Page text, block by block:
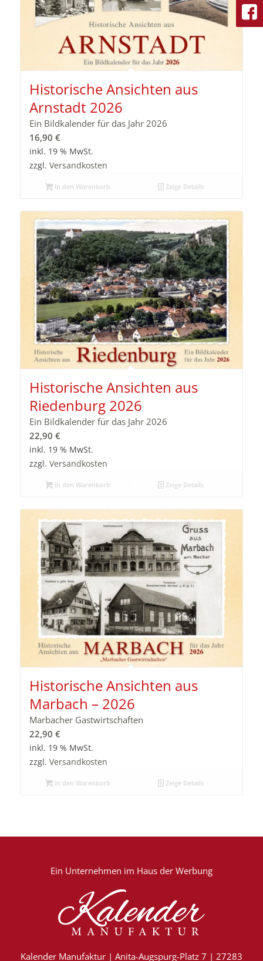
Historische Ansichten aus
Arnstadt 2026
Ein Bildkalender für das Jahr 2026
16,90 €
inkl. 19 % MwSt.
zzgl. Versandkosten
In den Warenkorb Zeige Details
Historische Ansichten aus
Riedenburg 2026
Ein Bildkalender für das Jahr 2026
22,90 €
inkl. 19 % MwSt.
zzgl. Versandkosten
In den Warenkorb Zeige Details
Historische Ansichten aus
Marbach – 2026
Marbacher Gastwirtschaften
22,90 €
inkl. 19 % MwSt.
zzgl. Versandkosten
In den Warenkorb Zeige Details
Ein Unternehmen im Haus der Werbung
Kalender Manufaktur | Anita-Augspurg-Platz 7 | 27283